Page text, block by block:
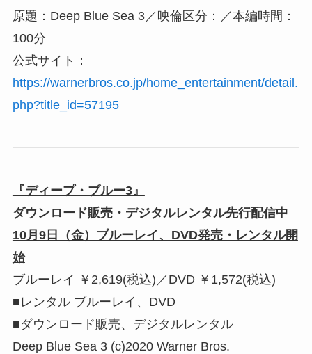
原題：Deep Blue Sea 3／映倫区分：／本編時間：
100分
公式サイト：
https://warnerbros.co.jp/home_entertainment/detail.
php?title_id=57195
『ディープ・ブルー3』
ダウンロード販売・デジタルレンタル先行配信中
10月9日（金）ブルーレイ、DVD発売・レンタル開
始
ブルーレイ ￥2,619(税込)／DVD ￥1,572(税込)
■レンタル ブルーレイ、DVD
■ダウンロード販売、デジタルレンタル
Deep Blue Sea 3 (c)2020 Warner Bros.